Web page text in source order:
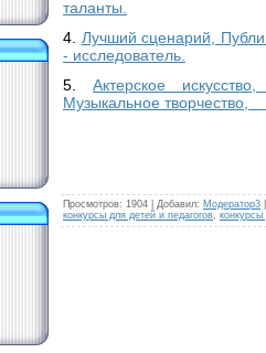
таланты.
4. Лучший сценарий,
- исследователь.
5. Актерское
Музыкальное
Просмотров: 1904 Добавил: Модератор3
конкурсы для детей и педагогов